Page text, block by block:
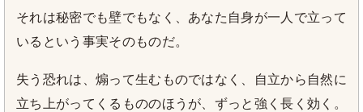
それは秘密でも壁でもなく、あなた自身が一人で立って
いるという事実そのものだ。
失う恐れは、煽って生むものではなく、自立から自然に
立ち上がってくるもののほうが、ずっと強く長く効く。